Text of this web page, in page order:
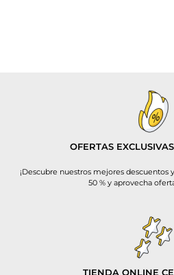
OFERTAS
¡Descubre nuestros mejores descuentos
50 % y aprovecha
TIENDA ONLINE